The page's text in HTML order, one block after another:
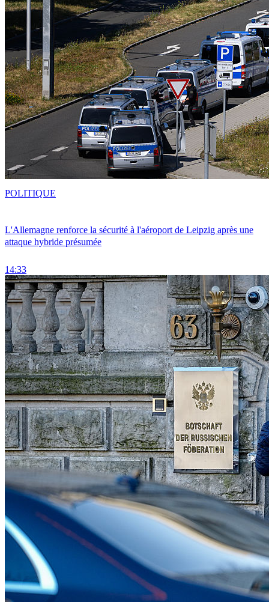
L'Allemagne renforce la sécurité à l'aéroport de Leipzig après une
attaque hybride présumée
14:33
POLITIQUE